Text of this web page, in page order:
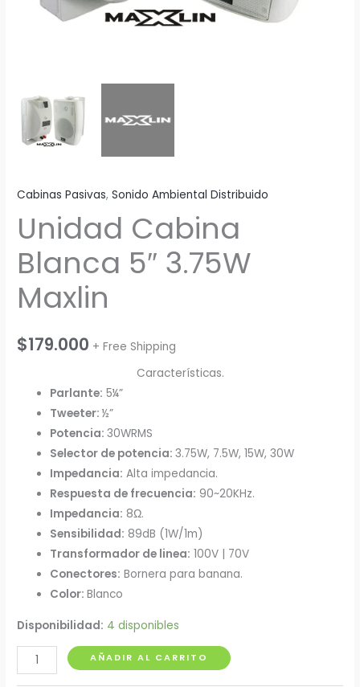
Cabinas Pasivas,Sonido Ambiental Distribuido
Unidad Cabina
Blanca 5″ 3.75W
Maxlin
$179.000 + Free Shipping
Características.
Parlante: 5¼”
Tweeter:½”
Potencia:30WRMS
Selector de potencia:3.75W, 7.5W, 15W, 30W
Impedancia: Alta impedancia.
Respuesta de frecuencia: 90~20KHz.
Impedancia: 8Ω.
Sensibilidad: 89dB (1W/1m)
Transformador de linea: 100V | 70V
Conectores: Bornera para banana.
Color:Blanco
Disponibilidad: 4 disponibles
Unidad
Cabina
AÑADIR AL CARRITO